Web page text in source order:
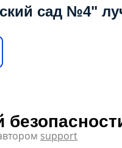
сад №4"
support